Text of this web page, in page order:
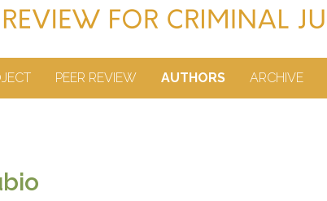
PEER REVIEW AUTHORS ARCHIVE